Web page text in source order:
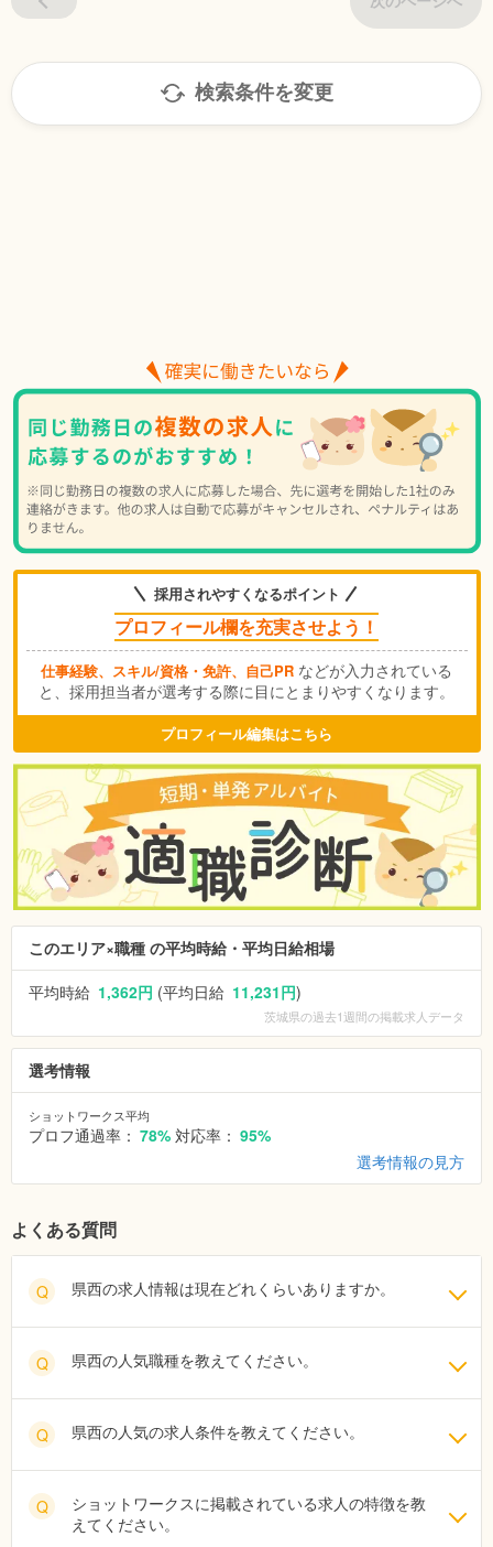
検索条件を変更
採用されやすくなるポイント
プロフィール欄を充実させよう！
仕事経験、スキル/資格・免許、自己PR などが入力されている
と、採用担当者が選考する際に目にとまりやすくなります。
プロフィール編集はこちら
このエリア×職種 の平均時給・平均日給相場
平均時給 1,362円 (平均日給 11,231円)
茨城県の過去1週間の掲載求人データ
選考情報
ショットワークス平均
プロフ通過率： 78% 対応率： 95%
選考情報の見方
よくある質問
Q 県西の求人情報は現在どれくらいありますか。
Q 県西の人気職種を教えてください。
Q 県西の人気の求人条件を教えてください。
Q
ショットワークスに掲載されている求人の特徴を教
えてください。